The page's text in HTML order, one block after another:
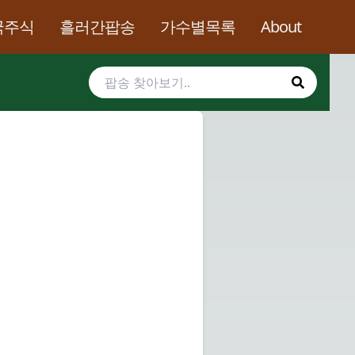
식 흘러간팝송 가수별목록 About